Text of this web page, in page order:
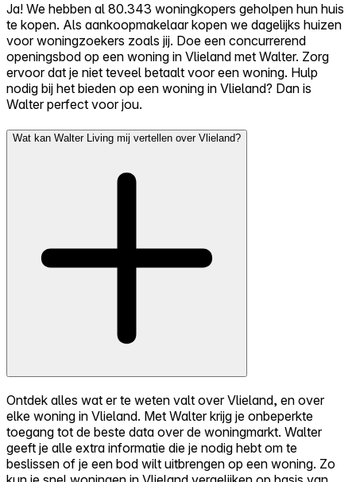
Ja! We hebben al 80.343 woningkopers geholpen hun huis
te kopen. Als aankoopmakelaar kopen we dagelijks huizen
voor woningzoekers zoals jij. Doe een concurrerend
openingsbod op een woning in Vlieland met Walter. Zorg
ervoor dat je niet teveel betaalt voor een woning. Hulp
nodig bij het bieden op een woning in Vlieland? Dan is
Walter perfect voor jou.
Wat kan Walter Living mij vertellen over Vlieland?
Ontdek alles wat er te weten valt over Vlieland, en over
elke woning in Vlieland. Met Walter krijg je onbeperkte
toegang tot de beste data over de woningmarkt. Walter
geeft je alle extra informatie die je nodig hebt om te
beslissen of je een bod wilt uitbrengen op een woning. Zo